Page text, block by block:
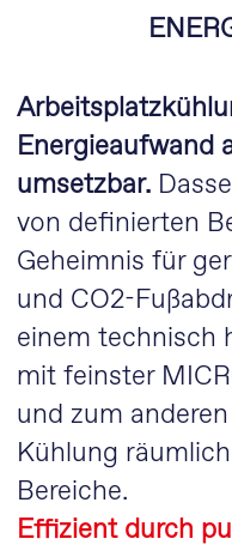
Energieaufwand
umsetzbar.
von definierten
Geheimnis für
und CO2-
einem technisch
mit feinster
und zum
Kühlung
Bereiche.
Effizient durch